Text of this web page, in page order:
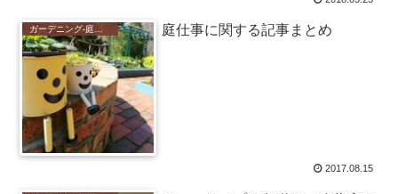
庭仕事に関する記事まとめ
2017.08.15